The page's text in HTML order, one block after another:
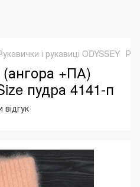
і рукавиці ODYSSEY
(ангора +ПА)
пудра 4141-п